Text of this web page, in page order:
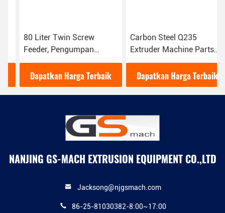
80 Liter Twin Screw
Feeder, Pengumpan
Volumetrik Dengan GS65
Double Screw Extruder
Dapatkan Harga Terbaik
Carbon Steel Q235
Extruder Machine Parts
Kapasitas Besar Linear
Vibrating Sieve
Dapatkan Harga Terbaik
NANJING GS-MACH EXTRUSION EQUIPMENT CO.,LTD
Jacksong@njgsmach.com
86-25-81030382-8:00~17:00